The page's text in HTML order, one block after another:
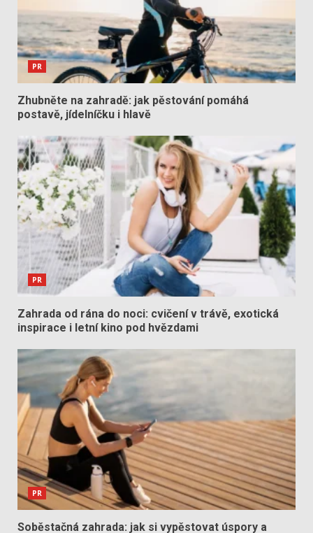
PR
Zhubněte na zahradě: jak pěstování pomáhá
postavě, jídelníčku i hlavě
PR
Zahrada od rána do noci: cvičení v trávě, exotická
inspirace i letní kino pod hvězdami
PR
Soběstačná zahrada: jak si vypěstovat úspory a